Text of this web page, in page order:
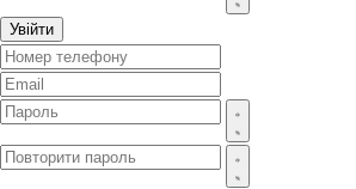
Увійти